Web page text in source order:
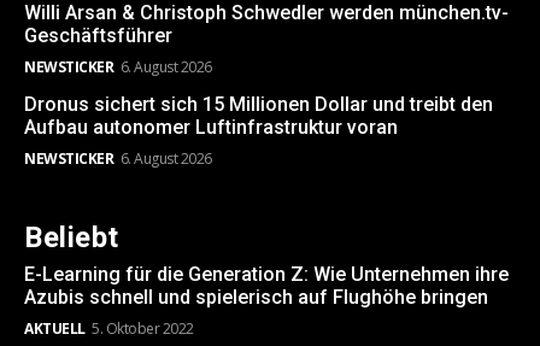
Willi Arsan & Christoph Schwedler werden münchen.tv-
Geschäftsführer
NEWSTICKER 6. August 2026
Dronus sichert sich 15 Millionen Dollar und treibt den
Aufbau autonomer Luftinfrastruktur voran
NEWSTICKER 6. August 2026
Beliebt
E-Learning für die Generation Z: Wie Unternehmen ihre
Azubis schnell und spielerisch auf Flughöhe bringen
AKTUELL 5. Oktober 2022